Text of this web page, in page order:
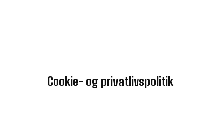
Cookie- og privatlivspolitik